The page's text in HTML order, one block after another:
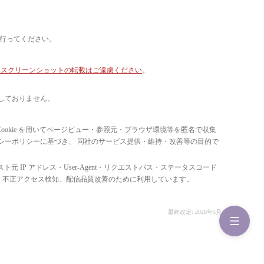
ってください。
クリーンショットの転載はご遠慮ください。
おりません。
を用いてページビュー・参照元・ブラウザ環境等を匿名で収集
ポリシーに基づき、 同社のサービス提供・維持・改善等の目的で
元 IP アドレス・User-Agent・リクエストパス・ステータスコード
正アクセス検知、配信品質改善のために利用しています。
最終改定: 2026年5月